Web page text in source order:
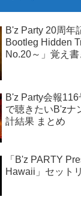
B'z Party 20周年
Bootleg Hidden
No.20～」覚え書
B'z Party会報
で聴きたいB'zナ
計結果 まとめ
「B'z PARTY
Hawaii」セット